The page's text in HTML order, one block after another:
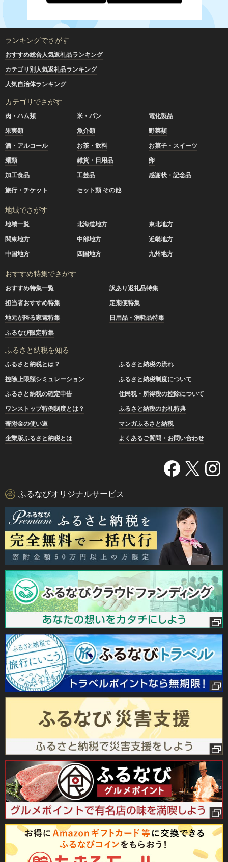
ランキングでさがす
おすすめ総合人気返礼品ランキング
カテゴリ別人気返礼品ランキング
人気自治体ランキング
カテゴリでさがす
肉・ハム類 米・パン
電化製品
果実類
魚介類
野菜類
酒・アルコール
お茶・飲料
お菓子・スイーツ
麺類
雑貨・日用品
卵
加工食品
工芸品
感謝状・記念品
旅行・チケット
セット類 その他
地域でさがす
地域一覧 北海道地方
東北地方
関東地方
中部地方
近畿地方
中国地方
四国地方 九州地方
おすすめ特集でさがす
おすすめ特集一覧
訳あり返礼品特集
担当者おすすめ特集
定期便特集
地元が誇る家電特集
日用品・消耗品特集
ふるなび限定特集
ふるさと納税を知る
ふるさと納税とは？
ふるさと納税の流れ
控除上限額シミュレーション
ふるさと納税制度について
ふるさと納税の確定申告
住民税・所得税の控除について
ワンストップ特例制度とは？
ふるさと納税のお礼特典
寄附金の使い道
マンガふるさと納税
企業版ふるさと納税とは
よくあるご質問・お問い合わせ
ふるなびオリジナルサービス